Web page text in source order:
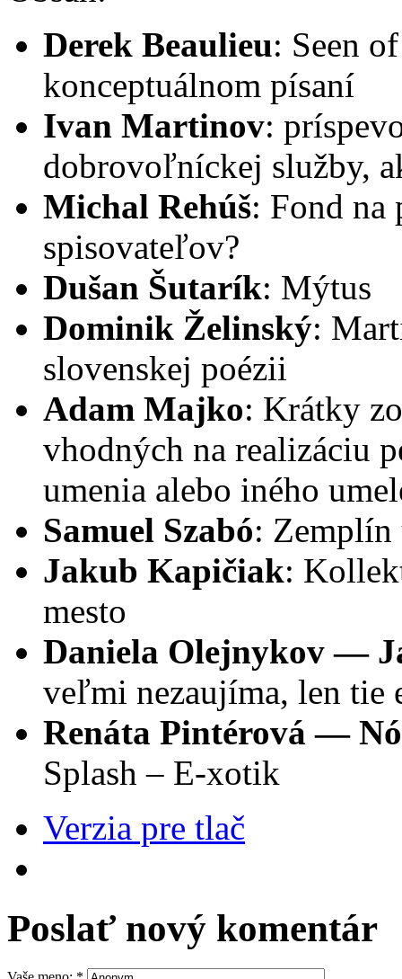
Derek Beaulieu: Seen
konceptuálnom písaní
Ivan Martinov:
dobrovoľníckej služby,
Michal Rehúš: Fond na
spisovateľov?
Dušan Šutarík: Mýtus
Dominik Želinský:
slovenskej poézii
Adam Majko: Krátky
vhodných na realizáciu
umenia alebo iného
Samuel Szabó: Zemplín
Jakub Kapičiak:
mesto
Daniela Olejnykov —
veľmi nezaujíma, len tie
Renáta Pintérová —
Splash – E-xotik
Verzia pre tlač
Poslať nový komentár